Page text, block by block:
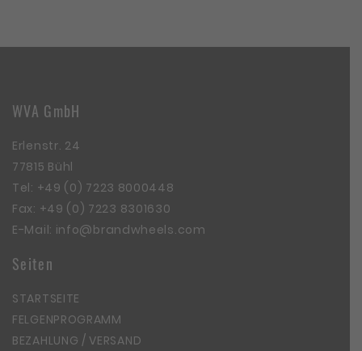
WVA GmbH
Erlenstr. 24
77815 Bühl
Tel: +49 (0) 7223 8000448
Fax: +49 (0) 7223 8301630
E-Mail: info@brandwheels.com
Seiten
STARTSEITE
FELGENPROGRAMM
BEZAHLUNG / VERSAND